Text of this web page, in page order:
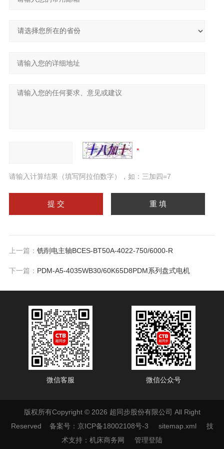
请输入计算结果（填写阿拉伯数字），如：三加四=7
上一篇： 铣削电主轴BCES-BT50A-4022-750/6000-R
下一篇： PDM-A5-4035WB30/60K65D8PDM系列盘式电机
微信客服 微信公众号
版权所有Copyright © 2026 超同步股份有限公司 All Right
Reserved 备案号：京ICP备18002108号-3 sitemap.xml 技
术支持： 机床商务网 管理登陆